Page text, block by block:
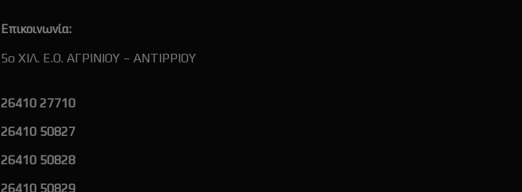
Επικοινωνία:
5ο ΧΙΛ. Ε.Ο. ΑΓΡΙΝΙΟΥ – ΑΝΤΙΡΡΙΟΥ
26410 27710
26410 50827
26410 50828
26410 50829